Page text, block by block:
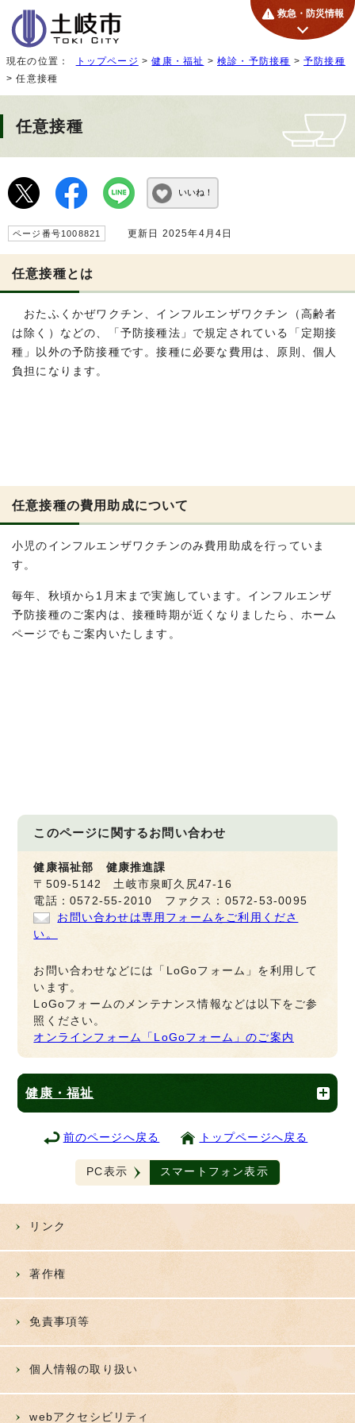
救急・防災情報
現在の位置： トップページ >健康・福祉 >検診・予防接種 >予防接種
> 任意接種
任意接種
いいね！
ページ番号1008821 更新日 2025年4月4日
任意接種とは
おたふくかぜワクチン、インフルエンザワクチン（高齢者
は除く）などの、「予防接種法」で規定されている「定期接
種」以外の予防接種です。接種に必要な費用は、原則、個人
負担になります。
任意接種の費用助成について
小児のインフルエンザワクチンのみ費用助成を行っていま
す。
毎年、秋頃から1月末まで実施しています。インフルエンザ
予防接種のご案内は、接種時期が近くなりましたら、ホーム
ページでもご案内いたします。
このページに関するお問い合わせ
健康福祉部 健康推進課
〒509-5142 土岐市泉町久尻47-16
電話：0572-55-2010 ファクス：0572-53-0095
お問い合わせは専用フォームをご利用くださ
い。
お問い合わせなどには「LoGoフォーム」を利用して
います。
LoGoフォームのメンテナンス情報などは以下をご参
照ください。
オンラインフォーム「LoGoフォーム」のご案内
健康・福祉
前のページへ戻る トップページへ戻る
PC表示 スマートフォン表示
リンク
著作権
免責事項等
個人情報の取り扱い
webアクセシビリティ